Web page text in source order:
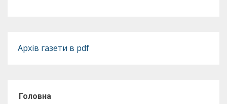
Архів газети в pdf
Головна